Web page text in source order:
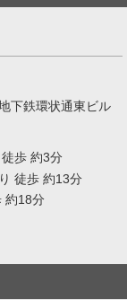
下鉄環状通東ビル
歩 約3分
徒歩 約13分
約18分